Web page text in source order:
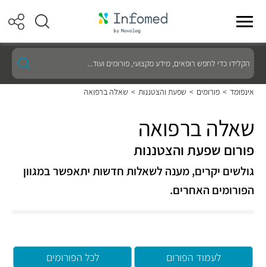
הקלידו
כדי
לחפש
רופאים,
מידע
ועוד...
אינפומד > פורומים > שפעת והצטננות > שאלה ברפואה
שאלה ברפואה
פורום שפעת והצטננות
גולשים יקרים, מענה לשאלות חדשות יתאפשר במגוון
הפורומים האחרים.
לעמוד הפורום לכל הפורומים